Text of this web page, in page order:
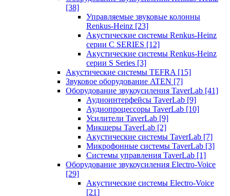
[38]
Управляемые звуковые колонны
Renkus-Heinz [23]
Акустические системы Renkus-Heinz
серии C SERIES [12]
Акустические системы Renkus-Heinz
серии S Series [3]
Акустические системы TEFRA [15]
Звуковое оборудование ATEN [7]
Оборудование звукоусиления TaverLab [41]
Аудиоинтерфейсы TaverLab [9]
Аудиопроцессоры TaverLab [10]
Усилители TaverLab [9]
Микшеры TaverLab [2]
Акустические системы TaverLab [7]
Микрофонные системы TaverLab [3]
Системы управления TaverLab [1]
Оборудование звукоусиления Electro-Voice
[29]
Акустические системы Electro-Voice
[21]